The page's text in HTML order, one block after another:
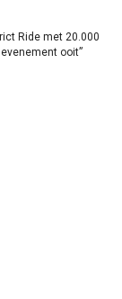
Ride met 20.000
ooit”